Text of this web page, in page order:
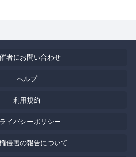
者にお問い合わせ
ヘルプ
利用規約
イバシーポリシー
侵害の報告について